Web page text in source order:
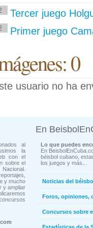
Tercer juego
Primer juego
0
usuario no ha
al
la
con el
sobre el
y mucho
y ampliar
En
Lo que puedes
En
béisbol cubano,
los juegos y más...
Noticias del
Foros, opiniones,
Concursos sobre